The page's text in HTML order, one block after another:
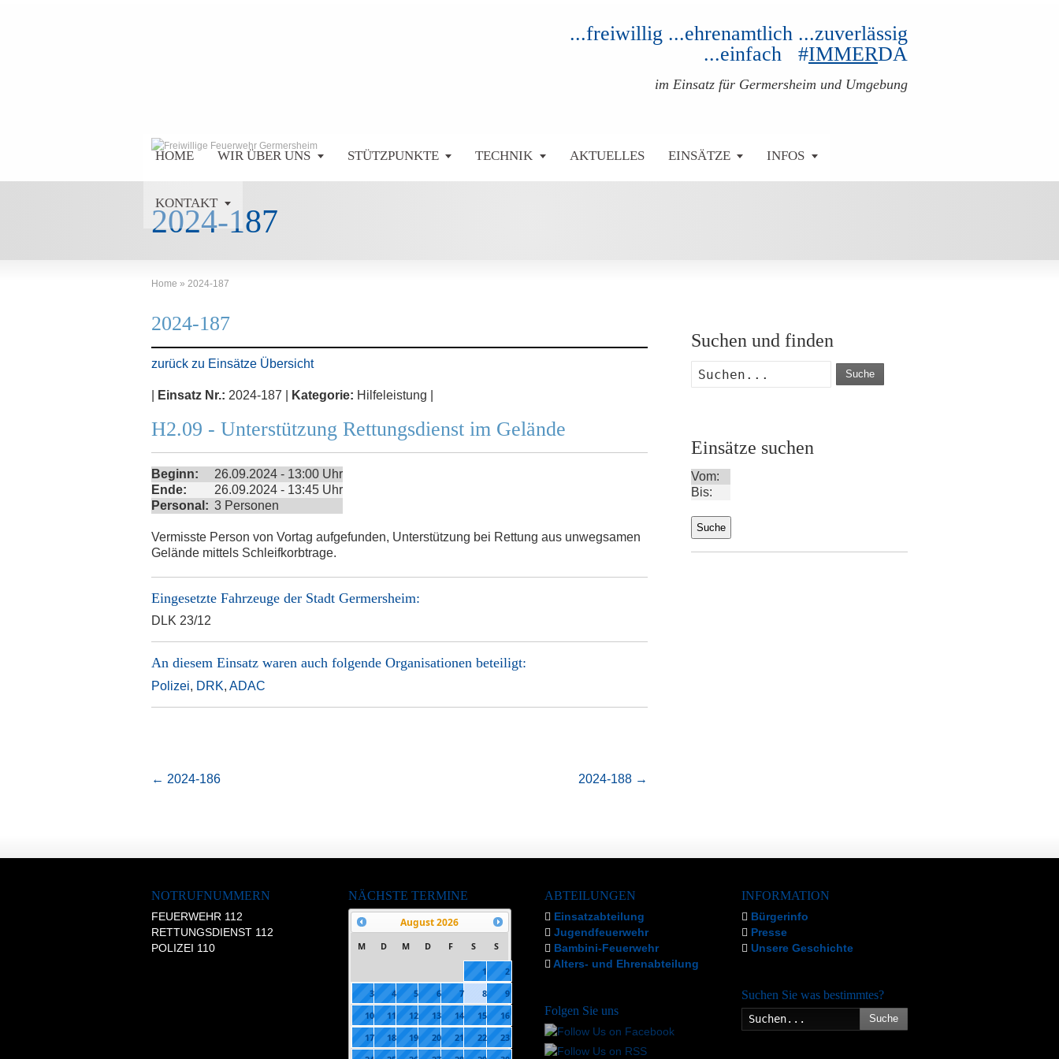
...freiwillig ...ehrenamtlich ...zuverlässig
...einfach #IMMERDA
im Einsatz für Germersheim und Umgebung
HOME WIR ÜBER UNS STÜTZPUNKTE TECHNIK AKTUELLES EINSÄTZE INFOS
KONTAKT
2024-187
Home » 2024-187
2024-187
zurück zu Einsätze Übersicht
Einsatz Nr.: 2024-187 | Kategorie: Hilfeleistung |
H2.09 - Unterstützung Rettungsdienst im Gelände
Beginn:
26.09.2024 - 13:00 Uhr
Ende:
26.09.2024 - 13:45 Uhr
Personal: 3 Personen
Vermisste Person von Vortag aufgefunden, Unterstützung bei Rettung aus unwegsamen
Gelände mittels Schleifkorbtrage.
Eingesetzte Fahrzeuge der Stadt Germersheim:
DLK 23/12
An diesem Einsatz waren auch folgende Organisationen beteiligt:
Polizei, DRK, ADAC
← 2024-186 2024-188 →
Suchen und finden
Suche
Einsätze suchen
Vom:
Bis:
NOTRUFNUMMERN
FEUERWEHR 112
RETTUNGSDIENST 112
POLIZEI 110
NÄCHSTE TERMINE
August2026
M D M D F S S
1
2
3
4 5 6 7 8
9
10
11 12 13 14 15
16
17
18 19 20 21 22
23
ABTEILUNGEN
Einsatzabteilung
Jugendfeuerwehr
Bambini-Feuerwehr
Alters- und Ehrenabteilung
Folgen Sie uns
INFORMATION
Bürgerinfo
Presse
Unsere Geschichte
Suchen Sie was bestimmtes?
Suche